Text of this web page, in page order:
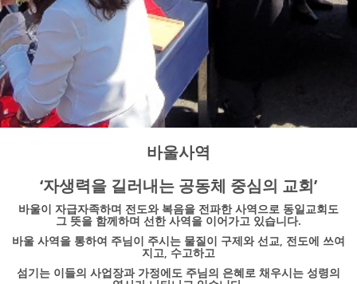
바울사역
‘자생력을 길러내는 공동체 중심의 교회’
바울이 자급자족하며 전도와 복음을 전파한 사역으로 동일교회도
그 뜻을 함께하며 선한 사역을 이어가고 있습니다.
바울 사역을 통하여 주님이 주시는 물질이 구제와 선교, 전도에 쓰여
지고, 수고하고
섬기는 이들의 사업장과 가정에도 주님의 은혜로 채우시는 성령의